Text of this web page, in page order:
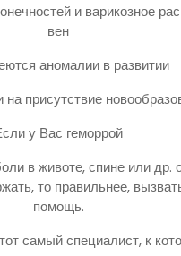
и варикозное
вен
аномалии в развитии
присутствие
у Вас геморрой
в животе, спине или др.
то правильнее,
помощь.
самый специалист, к